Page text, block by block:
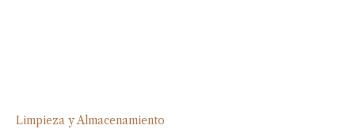
Limpieza y Almacenamiento